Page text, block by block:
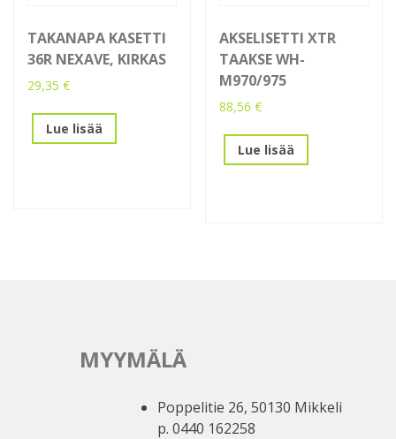
TAKANAPA KASETTI
36R NEXAVE, KIRKAS
29,35 €
Lue lisää
AKSELISETTI XTR
TAAKSE WH-
M970/975
88,56€
Lue lisää
MYYMÄLÄ
Poppelitie 26, 50130 Mikkeli
p. 0440 162258